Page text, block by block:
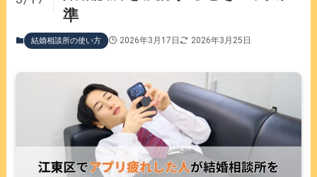
準
結婚相談所の使い方 2026年3月17日 2026年3月25日